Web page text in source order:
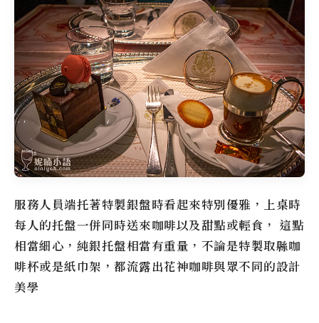
服務人員端托著特製銀盤時看起來特別優雅，上桌時
每人的托盤一併同時送來咖啡以及甜點或輕食， 這點
相當細心，純銀托盤相當有重量，不論是特製取縣咖
啡杯或是紙巾架，都流露出花神咖啡與眾不同的設計
美學